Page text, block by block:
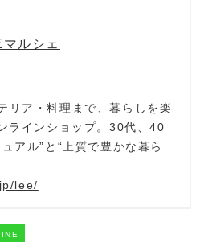
マルシェ
リア・料理まで、暮らしを楽
ラインショップ。30代、40
アル”と“上質で豊かな暮ら
lee/